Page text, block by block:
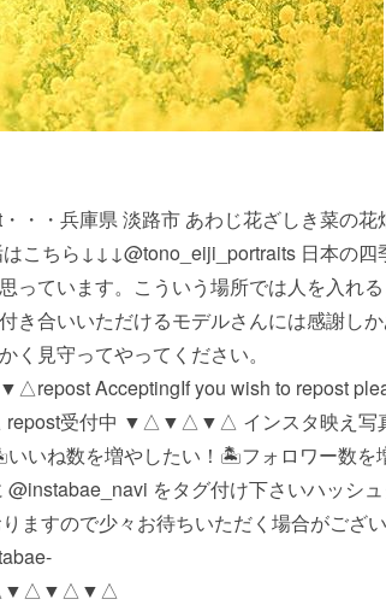
・・兵庫県 淡路市 あわじ花ざしき︎️菜の花
こちら↓↓↓︎@tono_eiji_portraits 日本の四
っています。︎こういう場所では人を入れ
き合いいただけるモデルさんには感謝し
見守ってやってください。
If you wish to repost
受付中 ▼△▼△▼△ インスタ映え写
いね数を増やしたい！ 🏝フォロワー数を
をタグ付け下さい️ ハッシ
ますので少々お待ちいただく場合がござ